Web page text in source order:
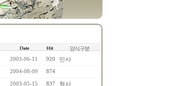
양식구분
2003-06-11 920 민사
2004-08-09 874
2003-05-15 837 형사